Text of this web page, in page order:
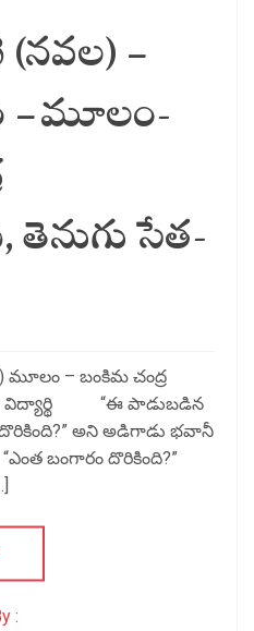
–
మూలం-
సేత-
– బంకిమ చంద్ర
విద్యార్థి “ఈ పాడుబడిన
అని అడిగాడు భవానీ
బంగారం దొరికింది?”
: